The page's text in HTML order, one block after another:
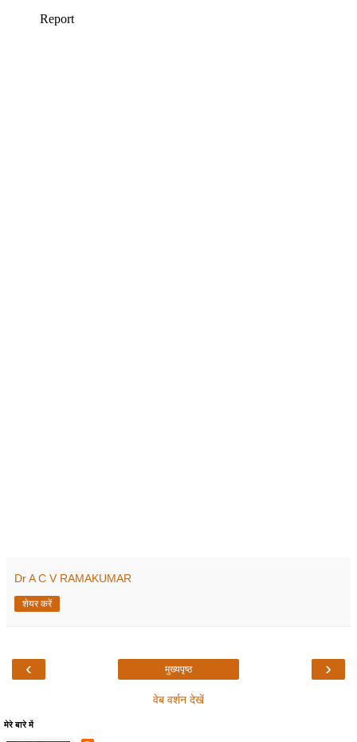
Dr A C V RAMAKUMAR
शेयर करें
‹ ›
मुख्यपृष्ठ
वेब वर्शन देखें
मेरे बारे में